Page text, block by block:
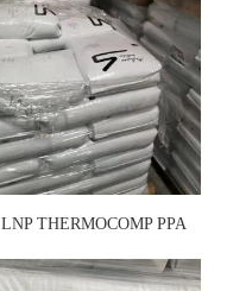
LNP THERMOCOMP PPA